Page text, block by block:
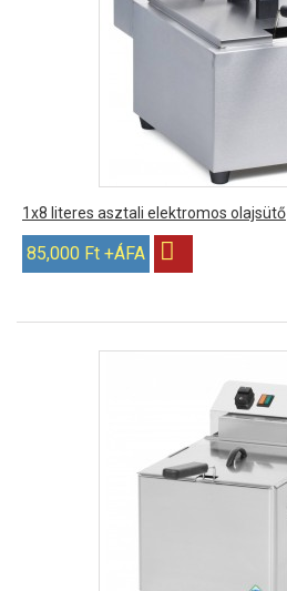
1x8 literes asztali elektromos olajsütő
85,000 Ft +ÁFA